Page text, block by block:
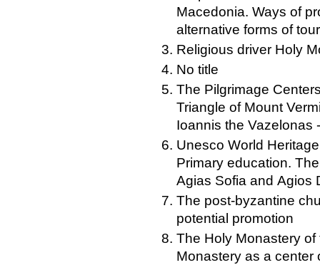
Macedonia. Ways of
alternative forms of
Religious driver Holy
No title
Τhe Pilgrimage
Triangle of Mount
Ioannis the Vazelonas
Unesco World
Primary education.
Agias Sofia and Agios
The post-byzantine
potential promotion
The Holy Monastery
Monastery as a center